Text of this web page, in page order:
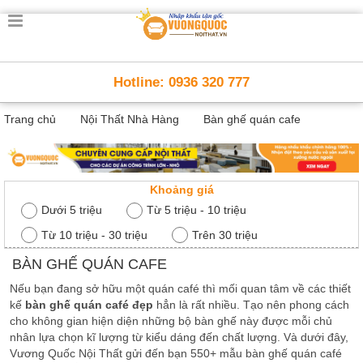
Trang
Thông
Minh
thất
thông
Nội
Thất
Em
tầng,
bàn
học, tủ
sách
Nội
Hotline: 0936 320 777
Trang chủ Nội Thất Nhà Hàng Bàn ghế quán cafe
Khoảng giá
Dưới 5 triệu
Từ 5 triệu - 10 triệu
Từ 10 triệu - 30 triệu
Trên 30 triệu
BÀN GHẾ QUÁN CAFE
Nếu bạn đang sở hữu một quán café thì mối quan tâm về các thiết
kế bàn ghế quán café đẹp hẳn là rất nhiều. Tạo nên phong cách
cho không gian hiện diện những bộ bàn ghế này được mỗi chủ
nhân lựa chọn kĩ lượng từ kiểu dáng đến chất lượng. Và dưới đây,
Vương Quốc Nội Thất gửi đến bạn 550+ mẫu bàn ghế quán café